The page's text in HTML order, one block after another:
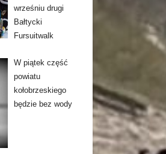
wrześniu drugi
Bałtycki
Fursuitwalk
W piątek część
powiatu
kołobrzeskiego
będzie bez wody